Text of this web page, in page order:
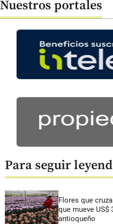
Nuestros portales
Para seguir
Flores que
que mueve
antioqueño